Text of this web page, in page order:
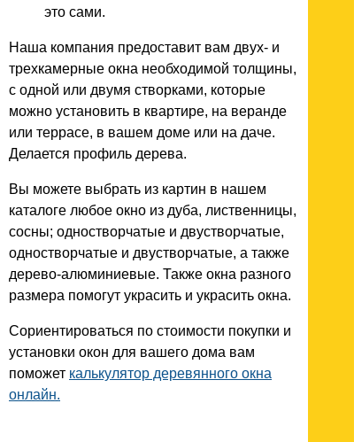
это сами.
Наша компания предоставит вам двух- и
трехкамерные окна необходимой толщины,
с одной или двумя створками, которые
можно установить в квартире, на веранде
или террасе, в вашем доме или на даче.
Делается профиль дерева.
Вы можете выбрать из картин в нашем
каталоге любое окно из дуба, лиственницы,
сосны; одностворчатые и двустворчатые,
одностворчатые и двустворчатые, а также
дерево-алюминиевые. Также окна разного
размера помогут украсить и украсить окна.
Сориентироваться по стоимости покупки и
установки окон для вашего дома вам
поможет калькулятор деревянного окна
онлайн.